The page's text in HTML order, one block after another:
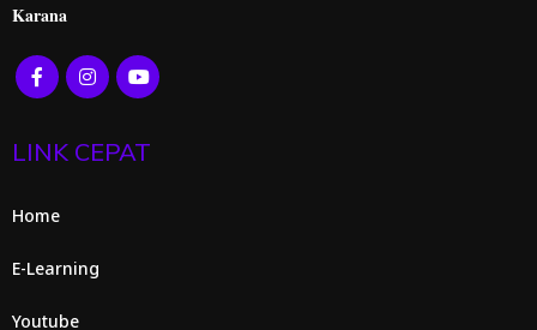
Karana
LINK CEPAT
Home
E-Learning
Youtube